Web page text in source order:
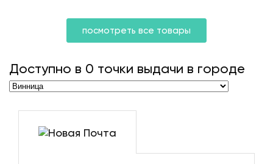
посмотреть все товары
Доступно в 0 точки выдачи в городе